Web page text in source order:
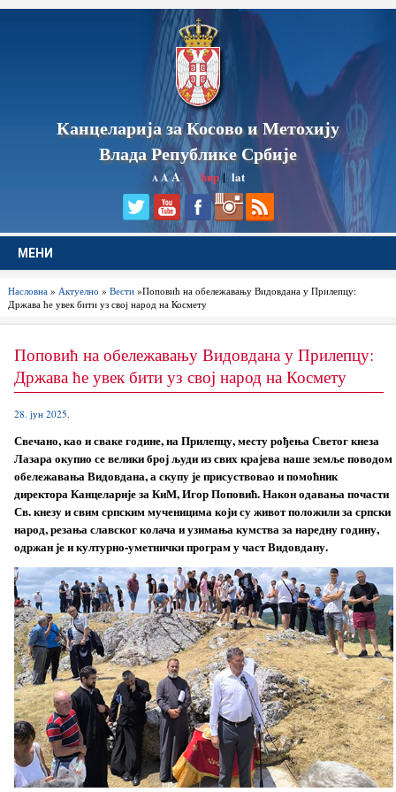
Канцеларија за Косово и Метохију
Влада Републике Србије
A AA ћир|lat
МЕНИ
Насловна» Актуелно » Вести»Поповић на обележавању Видовдана у Прилепцу:
Држава ће увек бити уз свој народ на Космету
Поповић на обележавању Видовдана у Прилепцу:
Држава ће увек бити уз свој народ на Космету
28. јун 2025.
Свечано, као и сваке године, на Прилепцу, месту рођења Светог кнеза
Лазара окупио се велики број људи из свих крајева наше земље поводом
обележавања Видовдана, а скупу је присуствовао и помоћник
директора Канцеларије за КиМ, Игор Поповић. Након одавања почасти
Св. кнезу и свим српским мученицима који су живот положили за српски
народ, резања славског колача и узимања кумства за наредну годину,
одржан је и културно-уметнички програм у част Видовдану.